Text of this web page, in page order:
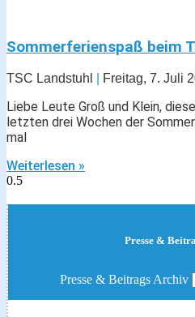
Sommerferienspaß beim
TSC Landstuhl Freitag, 7. Juli
Liebe Leute Groß und Klein,
letzten drei Wochen der
mal
Weiterlesen »
Presse &
Presse & Beitrags Archiv